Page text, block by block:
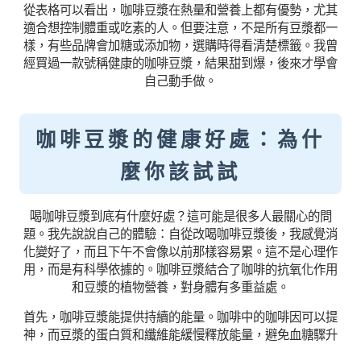
從表格可以看出，咖啡豆漿在熱量和營養上都有優勢，尤其
適合想控制體重或吃素的人。但要注意，不是所有豆漿都一
樣，有些品牌會加糖或添加物，選購時得看清楚標籤。我曾
經買過一款號稱健康的咖啡豆漿，結果甜到爆，後來才學會
自己動手做。
咖啡豆漿的健康好處：為什
麼你該試試
喝咖啡豆漿到底有什麼好處？這可能是很多人最關心的問
題。我先說說自己的體驗：自從改喝咖啡豆漿後，我感覺消
化變好了，而且下午不會像以前那樣容易累。這不是心理作
用，而是有科學依據的。咖啡豆漿結合了咖啡的抗氧化作用
和豆漿的植物營養，對身體有多重益處。
首先，咖啡豆漿能提供持續的能量。咖啡中的咖啡因可以提
神，而豆漿的蛋白質和纖維能緩慢釋放能量，避免血糖驟升